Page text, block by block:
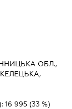
ОБЛ.,
16 995(33 %)